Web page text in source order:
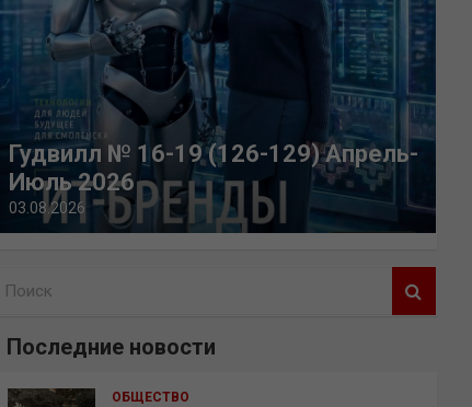
Гудвилл № 16-19 (126-129) Апрель-
Июль 2026
03.08.2026
Последние новости
ОБЩЕСТВО